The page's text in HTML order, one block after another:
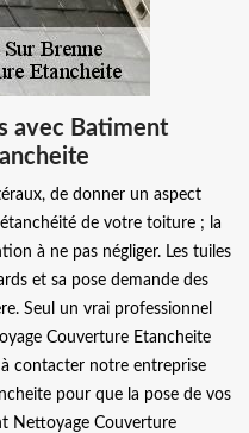
avec Batiment
de donner un aspect
de votre toiture ; la
à ne pas négliger. Les tuiles
et sa pose demande des
Seul un vrai professionnel
Couverture Etancheite
à contacter notre entreprise
pour que la pose de vos
Nettoyage Couverture